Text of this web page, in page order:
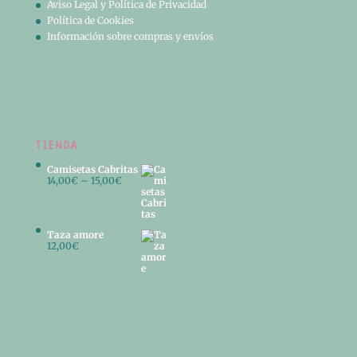
Aviso Legal y Política de Privacidad
Política de Cookies
Información sobre compras y envíos
TIENDA
Camisetas Cabritas
14,00€ – 15,00€
Taza amore
12,00€